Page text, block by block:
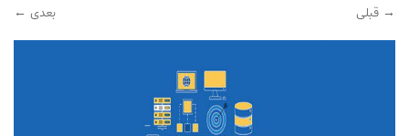
→ قبلی بعدی ←